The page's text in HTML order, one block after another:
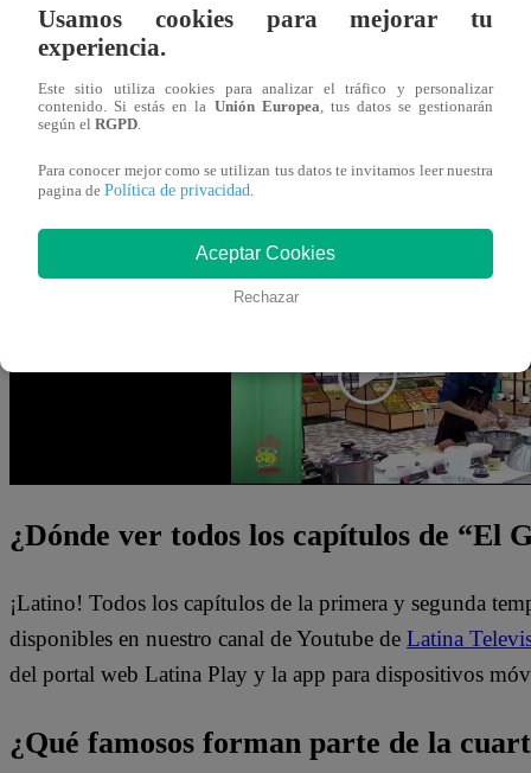
“Se está quemando. El fondo (de la olla) está
porque si no se va a ahumar y va a tener sabor a
Por su lado, el propio ‘Flaco’ Granda fue consciente
Este sábado 28 de octubre, ‘Flaco’ Granda, Tilsa
en la cocina de “El Gran Chef Famosos” para evitar la
¿Dónde ver todos los capítulos de “El
¡Latino! Todos los capítulos de la primera y segunda
disponibles en nuestro canal de Youtube de Latina
del portal web Latina Play y la app para dispositivos
¿Qué famosos forman parte de la
Usamos cookies para mejorar tu
experiencia.
Este sitio utiliza cookies para analizar el tráfico y personalizar
contenido. Si estás en la Unión Europea, tus datos se gestionarán
según el RGPD.
Para conocer mejor como se utilizan tus datos te invitamos leer nuestra
pagina de Política de privacidad.
Aceptar Cookies
Rechazar